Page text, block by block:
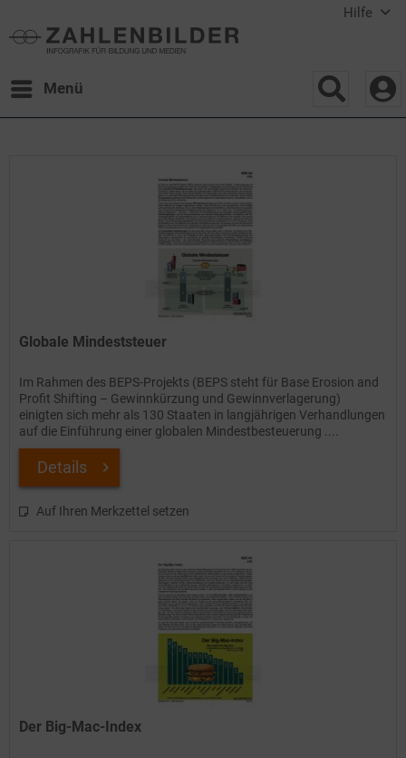
Hilfe
Menü
Globale Mindeststeuer
Im Rahmen des BEPS-Projekts (BEPS steht für Base Erosion and
Profit Shifting – Gewinnkürzung und Gewinnverlagerung)
einigten sich mehr als 130 Staaten in langjährigen Verhandlungen
auf die Einführung einer globalen Mindestbesteuerung ....
Details
Auf Ihren Merkzettel setzen
Der Big-Mac-Index